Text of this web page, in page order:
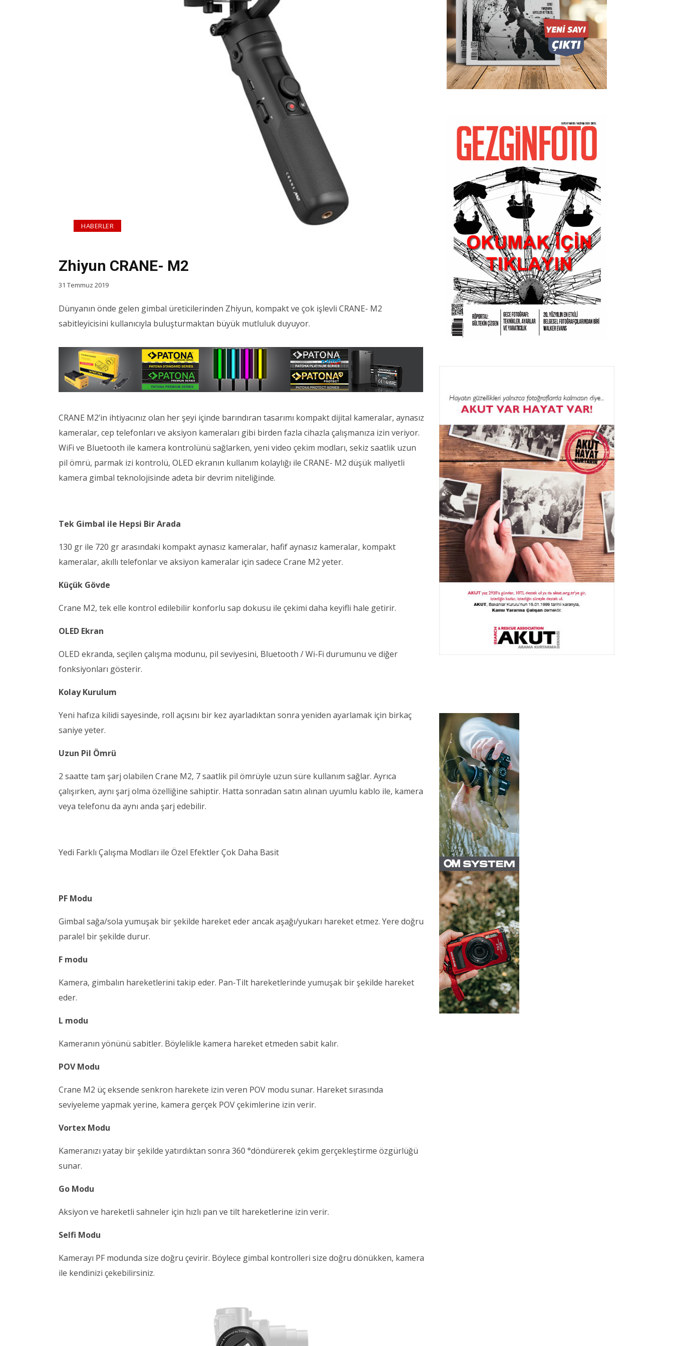
Zhiyun CRANE- M2
HABERLER
31 Temmuz 2019
Dünyanın önde gelen gimbal üreticilerinden Zhiyun, kompakt ve çok işlevli CRANE- M2
sabitleyicisini kullanıcıyla buluşturmaktan büyük mutluluk duyuyor.
CRANE M2’in ihtiyacınız olan her şeyi içinde barındıran tasarımı kompakt dijital kameralar, aynasız
kameralar, cep telefonları ve aksiyon kameraları gibi birden fazla cihazla çalışmanıza izin veriyor.
WiFi ve Bluetooth ile kamera kontrolünü sağlarken, yeni video çekim modları, sekiz saatlik uzun
pil ömrü, parmak izi kontrolü, OLED ekranın kullanım kolaylığı ile CRANE- M2 düşük maliyetli
kamera gimbal teknolojisinde adeta bir devrim niteliğinde.
Tek Gimbal ile Hepsi Bir Arada
130 gr ile 720 gr arasındaki kompakt aynasız kameralar, hafif aynasız kameralar, kompakt
kameralar, akıllı telefonlar ve aksiyon kameralar için sadece Crane M2 yeter.
Küçük Gövde
Crane M2, tek elle kontrol edilebilir konforlu sap dokusu ile çekimi daha keyifli hale getirir.
OLED Ekran
OLED ekranda, seçilen çalışma modunu, pil seviyesini, Bluetooth / Wi-Fi durumunu ve diğer
fonksiyonları gösterir.
Kolay Kurulum
Yeni hafıza kilidi sayesinde, roll açısını bir kez ayarladıktan sonra yeniden ayarlamak için birkaç
saniye yeter.
Uzun Pil Ömrü
2 saatte tam şarj olabilen Crane M2, 7 saatlik pil ömrüyle uzun süre kullanım sağlar. Ayrıca
çalışırken, aynı şarj olma özelliğine sahiptir. Hatta sonradan satın alınan uyumlu kablo ile, kamera
veya telefonu da aynı anda şarj edebilir.
Yedi Farklı Çalışma Modları ile Özel Efektler Çok Daha Basit
PF Modu
Gimbal sağa/sola yumuşak bir şekilde hareket eder ancak aşağı/yukarı hareket etmez. Yere doğru
paralel bir şekilde durur.
F modu
Kamera, gimbalın hareketlerini takip eder. Pan-Tilt hareketlerinde yumuşak bir şekilde hareket
eder.
L modu
Kameranın yönünü sabitler. Böylelikle kamera hareket etmeden sabit kalır.
POV Modu
Crane M2 üç eksende senkron harekete izin veren POV modu sunar. Hareket sırasında
seviyeleme yapmak yerine, kamera gerçek POV çekimlerine izin verir.
Vortex Modu
Kameranızı yatay bir şekilde yatırdıktan sonra 360 °döndürerek çekim gerçekleştirme özgürlüğü
sunar.
Go Modu
Aksiyon ve hareketli sahneler için hızlı pan ve tilt hareketlerine izin verir.
Selfi Modu
Kamerayı PF modunda size doğru çevirir. Böylece gimbal kontrolleri size doğru dönükken, kamera
ile kendinizi çekebilirsiniz.